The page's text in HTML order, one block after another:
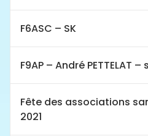
F6ASC – SK
F9AP – André PETTELAT –
Fête des associations
2021